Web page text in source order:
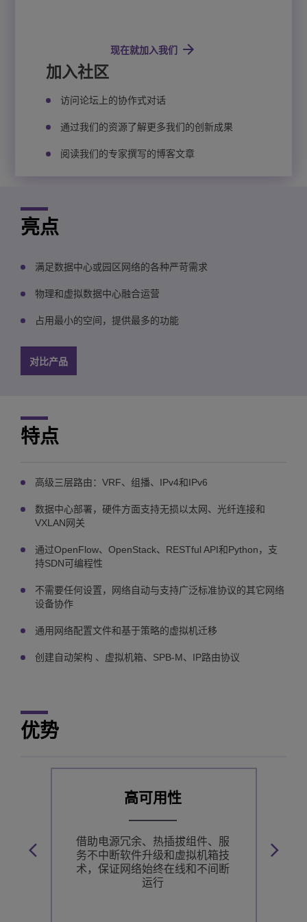
现在就加入我们
加入社区
访问论坛上的协作式对话
通过我们的资源了解更多我们的创新成果
阅读我们的专家撰写的博客文章
亮点
满足数据中心或园区网络的各种严苛需求
物理和虚拟数据中心融合运营
占用最小的空间，提供最多的功能
对比产品
特点
高级三层路由：VRF、组播、IPv4和IPv6
数据中心部署，硬件方面支持无损以太网、光纤连接和
VXLAN网关
通过OpenFlow、OpenStack、RESTful API和Python，支
持SDN可编程性
不需要任何设置，网络自动与支持广泛标准协议的其它网络
设备协作
通用网络配置文件和基于策略的虚拟机迁移
创建自动架构 、虚拟机箱、SPB-M、IP路由协议
优势
高可用性
借助电源冗余、热插拔组件、服
务不中断软件升级和虚拟机箱技
术，保证网络始终在线和不间断
运行